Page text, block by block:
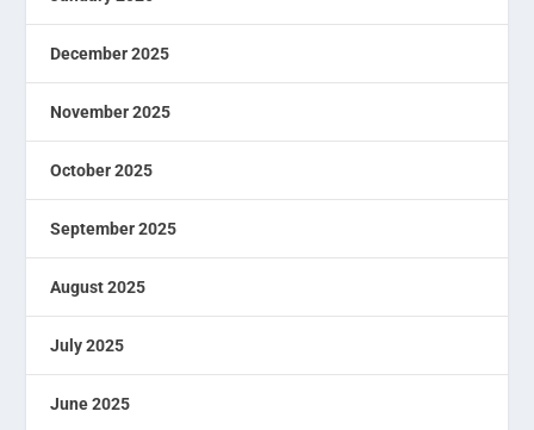
December 2025
November 2025
October 2025
September 2025
August 2025
July 2025
June 2025